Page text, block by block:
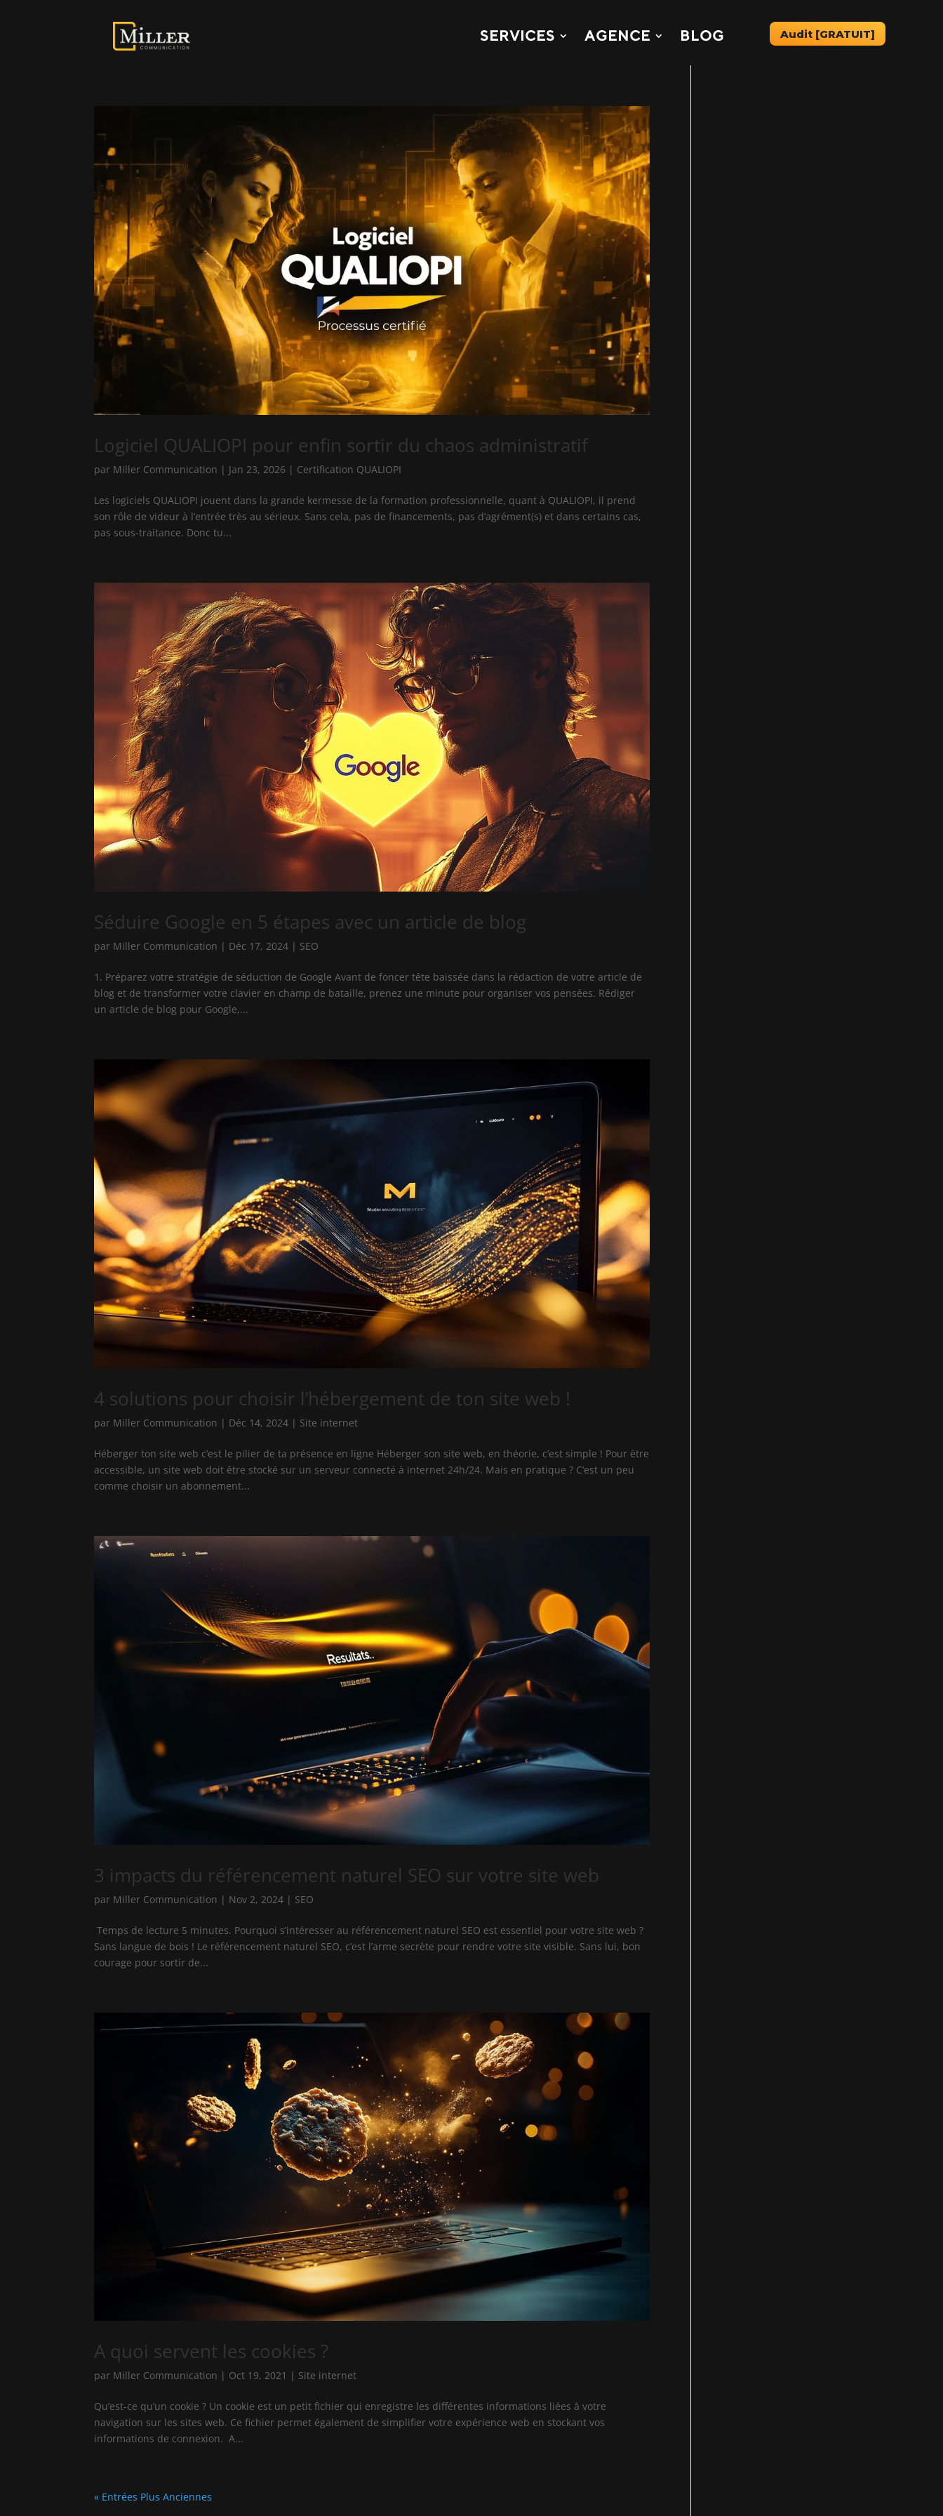
SERVICES AGENCE BLOG Audit [GRATUIT]
Logiciel QUALIOPI pour enfin sortir du chaos administratif
par Miller Communication | Jan 23, 2026 | Certification QUALIOPI
Les logiciels QUALIOPI jouent dans la grande kermesse de la formation professionnelle, quant à QUALIOPI, il prend
son rôle de videur à l’entrée très au sérieux. Sans cela, pas de financements, pas d’agrément(s) et dans certains cas,
pas sous-traitance. Donc tu...
Séduire Google en 5 étapes avec un article de blog
par Miller Communication | Déc 17, 2024 | SEO
1. Préparez votre stratégie de séduction de Google Avant de foncer tête baissée dans la rédaction de votre article de
blog et de transformer votre clavier en champ de bataille, prenez une minute pour organiser vos pensées. Rédiger
un article de blog pour Google,...
4 solutions pour choisir l’hébergement de ton site web !
par Miller Communication | Déc 14, 2024 | Site internet
Héberger ton site web c’est le pilier de ta présence en ligne Héberger son site web, en théorie, c’est simple ! Pour être
accessible, un site web doit être stocké sur un serveur connecté à internet 24h/24. Mais en pratique ? C’est un peu
comme choisir un abonnement...
3 impacts du référencement naturel SEO sur votre site web
par Miller Communication | Nov 2, 2024 | SEO
Temps de lecture 5 minutes. Pourquoi s’intéresser au référencement naturel SEO est essentiel pour votre site web ?
Sans langue de bois ! Le référencement naturel SEO, c’est l’arme secrète pour rendre votre site visible. Sans lui, bon
courage pour sortir de...
A quoi servent les cookies ?
par Miller Communication | Oct 19, 2021 | Site internet
Qu’est-ce qu’un cookie ? Un cookie est un petit fichier qui enregistre les différentes informations liées à votre
navigation sur les sites web. Ce fichier permet également de simplifier votre expérience web en stockant vos
informations de connexion. A...
« Entrées Plus Anciennes